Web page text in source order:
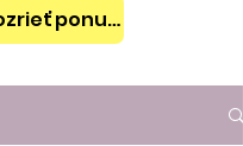
Pozrieť ponuku